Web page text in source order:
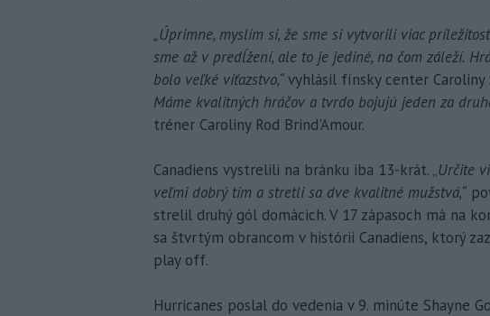
„Úprimne, myslím si, že sme si vytvorili viac
sme až v predĺžení, ale to je jediné, na čom záleží.
bolo veľké víťazstvo,“vyhlásil fínsky center Caroliny
Máme kvalitných hráčov a tvrdo bojujú jeden za
tréner Caroliny Rod Brind'Amour.
Canadiens vystrelili na bránku iba 13-krát. „Určite
veľmi dobrý tím a stretli sa dve kvalitné mužstvá,“
strelil druhý gól domácich. V 17 zápasoch má na
sa štvrtým obrancom v histórii Canadiens, ktorý
play off.
Hurricanes poslal do vedenia v 9. minúte Shayne